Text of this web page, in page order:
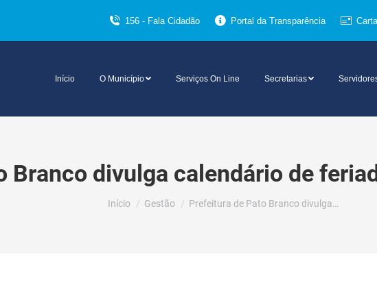
156 - Fala Cidadão Portal da Transparência
Início O Município Serviços On Line Secretarias
Branco divulga calendário de
Você está aqui:
Início Gestão Prefeitura de Pato Branco divulga…